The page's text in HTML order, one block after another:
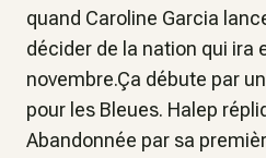
quand Caroline Garcia
décider de la nation qui ira
novembre.Ça débute par
pour les Bleues. Halep
Abandonnée par sa